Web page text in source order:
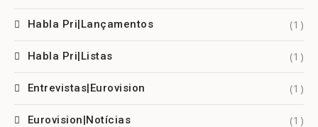
Habla Pri|Lançamentos (1)
Habla Pri|Listas (1)
Entrevistas|Eurovision (1)
Eurovision|Notícias (1)